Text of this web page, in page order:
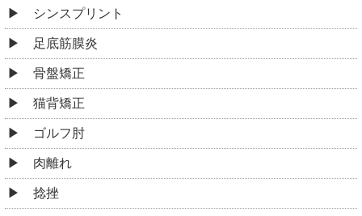
シンスプリント
足底筋膜炎
骨盤矯正
猫背矯正
ゴルフ肘
肉離れ
捻挫